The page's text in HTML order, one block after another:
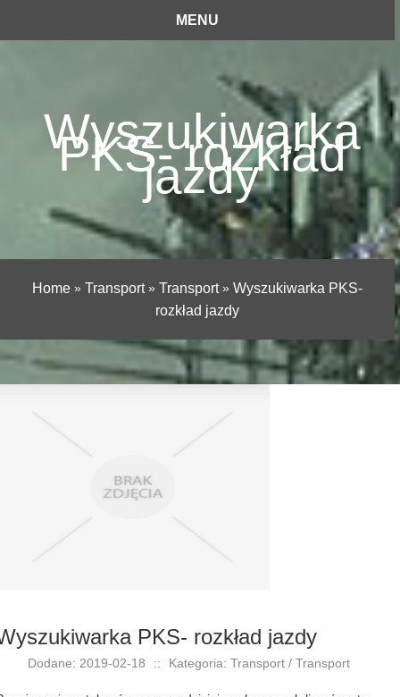
MENU
Wyszukiwarka
PKS- rozkład
jazdy
Home » Transport» Transport» Wyszukiwarka PKS-
rozkład jazdy
PKS- rozkład jazdy
Dodane: 2019-02-18 :: Kategoria: Transport / Transport